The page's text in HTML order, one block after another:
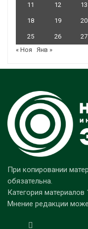
11 12 13
18 19 20
25 26 27
« Ноя
Янв »
При копировании
обязательна.
Категория материалов
Мнение редакции